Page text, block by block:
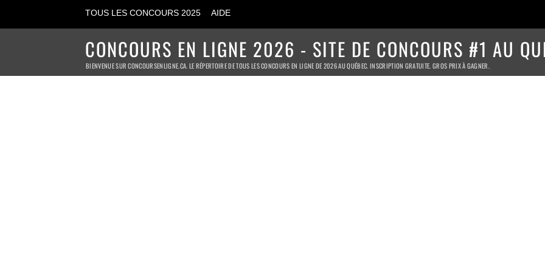
TOUS LES CONCOURS 2025 AIDE
CONCOURS EN LIGNE 2026 - SITE DE CONCOURS #1 AU
BIENVENUE SUR CONCOURSENLIGNE.CA. LE RÉPERTOIRE DE TOUS LES CONCOURS EN LIGNE DE 2026 AU QUÉBEC. INSCRIPTION GRATUITE. GROS PRIX À GAGNER.